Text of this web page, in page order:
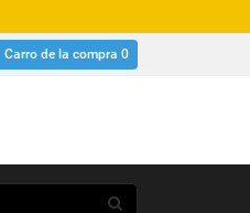
Carro de la compra 0